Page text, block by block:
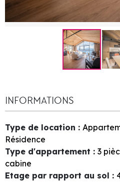
INFORMATIONS
Type de location :
Résidence
Type d'appartement : 3
cabine
Etage par rapport au sol :